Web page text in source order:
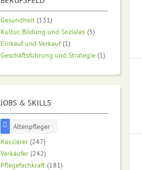
Gesundheit (131)
Kultur, Bildung und Soziales (5)
Einkauf und Verkauf (1)
Geschäftsführung und Strategie (1)
JOBS & SKILLS
Altenpfleger
Kassierer (247)
Verkäufer (242)
Pflegefachkraft (181)